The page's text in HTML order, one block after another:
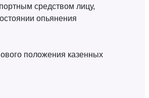
средством лицу,
опьянения
положения казенных